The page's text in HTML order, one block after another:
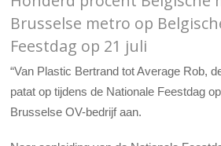
Brusselse metro op
Feestdag op 21 juli
“Van Plastic Bertrand tot Average Rob,
patat op tijdens de Nationale Feestdag
Brusselse OV-bedrijf aan.